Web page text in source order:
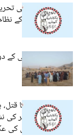
کشمیر میں عوامی
پاکستان کے جبر کے
یکجہتی کمیٹی
کوئٹہ: راجی مُچی کے
آگاہی مہم
جج عبدالحکیم کا
کرفیو،بدترین جبر
حقیقی صورتحال کی